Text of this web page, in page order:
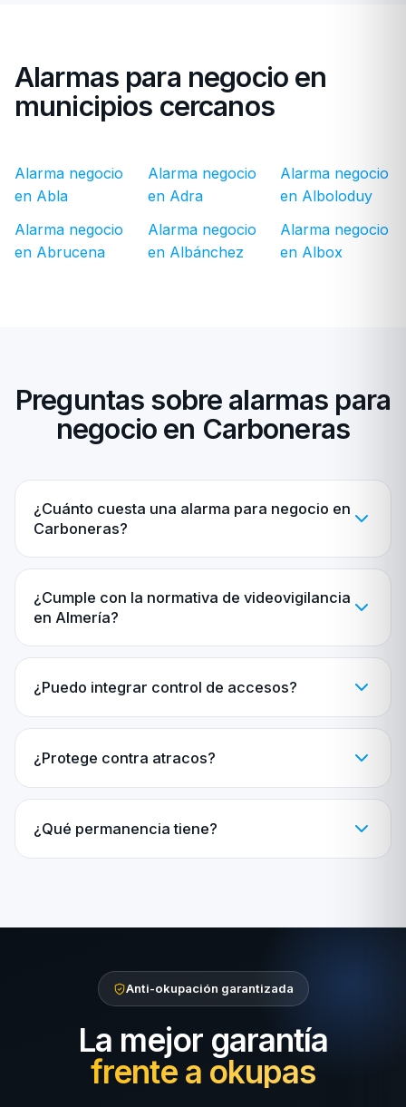
Alarmas para negocio en
municipios cercanos
Alarma negocio
en Abla
Alarma negocio
en Abrucena
Alarma negocio
en Adra
Alarma negocio
en Albánchez
Alarma negocio
en Alboloduy
Alarma negocio
en Albox
Preguntas sobre alarmas para
negocio en Carboneras
¿Cuánto cuesta una alarma para negocio en
Carboneras?
¿Cumple con la normativa de videovigilancia
en Almería?
¿Puedo integrar control de accesos?
¿Protege contra atracos?
¿Qué permanencia tiene?
Anti-okupación garantizada
La mejor garantía
frente a okupas